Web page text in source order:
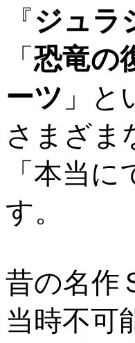
『ジュラ
「 恐竜の
ーツ 」
と
さまざま
「本当
す。
昔の名作
当時不可